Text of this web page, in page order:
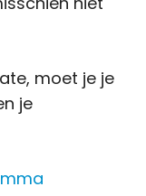
moet je je
je